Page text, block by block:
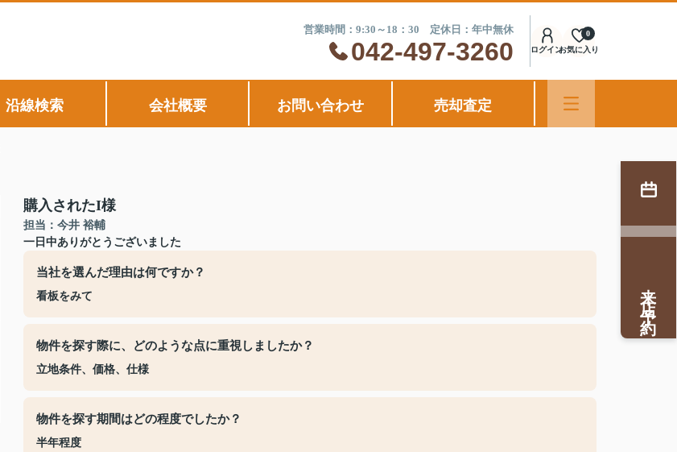
営業時間：9:30～18：30 定休日：年中無休
042-497-3260 ログインお気に入り
0
沿線検索 会社概要 お問い合わせ 売却査定
購入されたI様
担当：今井 裕輔
一日中ありがとうございました
当社を選んだ理由は何ですか？
看板をみて
物件を探す際に、どのような点に重視しましたか？
立地条件、価格、仕様
物件を探す期間はどの程度でしたか？
半年程度
来店予約